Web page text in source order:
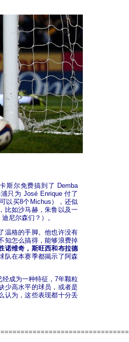
斯尔免费搞到了 Demba
只为 José Enrique 付了
以买8个Michus），还似
比如沙马赫，朱鲁以及一
尼尔森们？）。
温格的手脚。他也许没有
知怎么搞得，能够浪费掉
诺维奇，斯旺西和布拉德
队在本赛季都揭示了阿森
成为一种特征，7年颗粒
少高水平的球员，或者是
认为，这些表现都十分丢